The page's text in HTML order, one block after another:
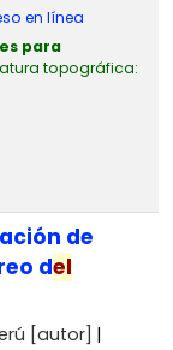
en línea
para
topográfica:
de
del
[autor]